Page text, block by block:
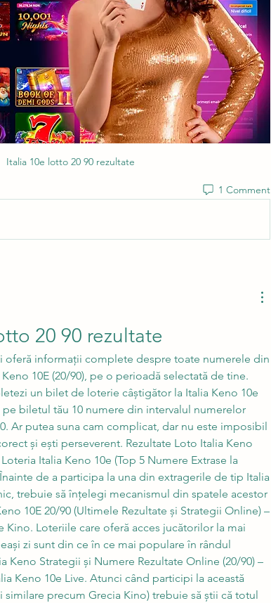
Italia 10e lotto 20 90 rezultate
1 Comment
20 90 rezultate
10E (20/90), pe o perioadă selectată de tine.
un bilet de loterie câștigător la Italia Keno 10e
biletul tău 10 numere din intervalul numerelor
Ar putea suna cam complicat, dar nu este imposibil
și ești perseverent. Rezultate Loto Italia Keno
Italia Keno 10e (Top 5 Numere Extrase la
de a participa la una din extragerile de tip Italia
trebuie să înțelegi mecanismul din spatele acestor
10E 20/90 (Ultimele Rezultate și Strategii Online) –
Kino. Loteriile care oferă acces jucătorilor la mai
zi sunt din ce în ce mai populare în rândul
Keno Strategii și Numere Rezultate Online (20/90) –
Keno 10e Live. Atunci când participi la această
similare precum Grecia Kino) trebuie să știi că totul